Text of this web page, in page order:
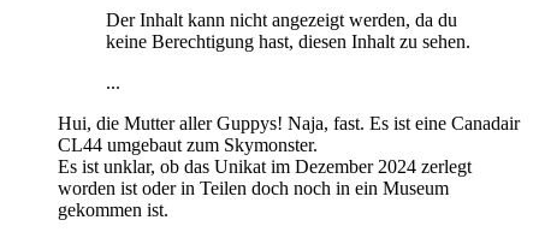
Der Inhalt kann nicht angezeigt werden, da du
keine Berechtigung hast, diesen Inhalt zu sehen.
...
Hui, die Mutter aller Guppys! Naja, fast. Es ist eine Canadair
CL44 umgebaut zum Skymonster.
Es ist unklar, ob das Unikat im Dezember 2024 zerlegt
worden ist oder in Teilen doch noch in ein Museum
gekommen ist.